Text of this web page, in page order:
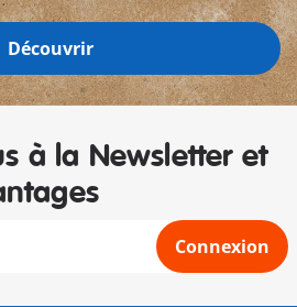
Découvrir
à la Newsletter et
Connexion